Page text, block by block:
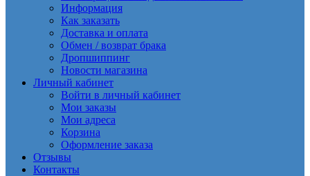
Информация
Как заказать
Доставка и оплата
Обмен / возврат брака
Дропшиппинг
Новости магазина
Личный кабинет
Войти в личный кабинет
Мои заказы
Мои адреса
Корзина
Оформление заказа
Отзывы
Контакты